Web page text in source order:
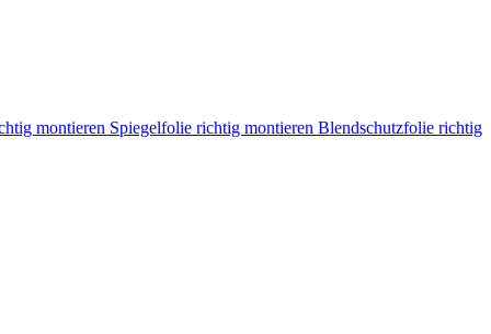
montieren Spiegelfolie richtig montieren Blendschutzfolie richtig